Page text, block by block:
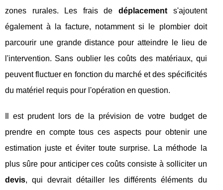
zones rurales. Les frais de déplacement s'ajoutent
également à la facture, notamment si le plombier doit
parcourir une grande distance pour atteindre le lieu de
l'intervention. Sans oublier les coûts des matériaux, qui
peuvent fluctuer en fonction du marché et des spécificités
du matériel requis pour l'opération en question.
Il est prudent lors de la prévision de votre budget de
prendre en compte tous ces aspects pour obtenir une
estimation juste et éviter toute surprise. La méthode la
plus sûre pour anticiper ces coûts consiste à solliciter un
devis, qui devrait détailler les différents éléments du